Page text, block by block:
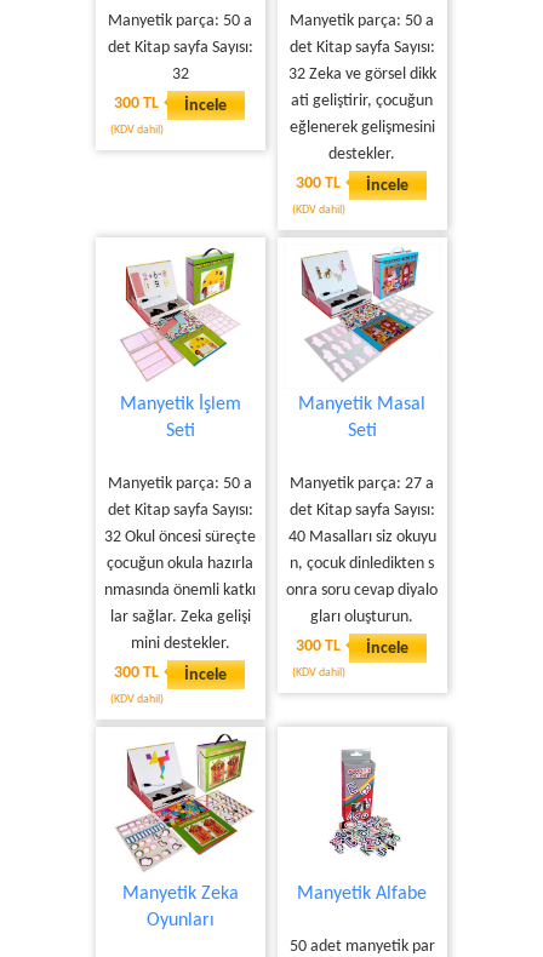
Manyetik parça: 50 a
det Kitap sayfa Sayısı:
32
300 TL
(KDV dahil)
İncele
Manyetik parça: 50 a
det Kitap sayfa Sayısı:
32 Zeka ve görsel dikk
ati geliştirir, çocuğun
eğlenerek gelişmesini
destekler.
300 TL
(KDV dahil)
İncele
Manyetik İşlem
Seti
Manyetik parça: 50 a
det Kitap sayfa Sayısı:
32 Okul öncesi süreçte
çocuğun okula hazırla
nmasında önemli katkı
lar sağlar. Zeka gelişi
mini destekler.
300 TL
(KDV dahil)
İncele
Manyetik Masal
Seti
Manyetik parça: 27 a
det Kitap sayfa Sayısı:
40 Masalları siz okuyu
n, çocuk dinledikten s
onra soru cevap diyalo
gları oluşturun.
300 TL
(KDV dahil)
İncele
Manyetik Zeka
Oyunları
Manyetik Alfabe
50 adet manyetik par